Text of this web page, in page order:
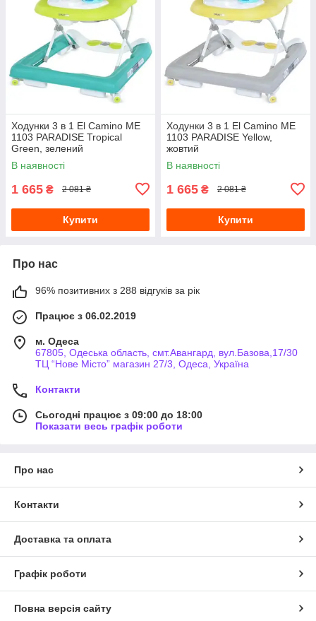
Ходунки 3 в 1 El Camino ME
1103 PARADISE Tropical
Green, зелений
В наявності
1 665 ₴ 2 081 ₴
Купити
Ходунки 3 в 1 El Camino ME
1103 PARADISE Yellow,
жовтий
В наявності
1 665 ₴ 2 081 ₴
Купити
Про нас
96% позитивних з 288 відгуків за рік
Працює з 06.02.2019
м. Одеса
67805, Одеська область, смт.Авангард, вул.Базова,17/30
ТЦ “Нове Місто” магазин 27/3, Одеса, Україна
Контакти
Сьогодні працює з 09:00 до 18:00
Показати весь графік роботи
Про нас
Контакти
Доставка та оплата
Графік роботи
Повна версія сайту